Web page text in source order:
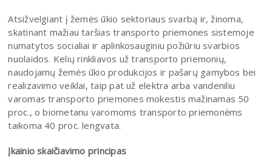
Atsižvelgiant į žemės ūkio sektoriaus svarbą ir, žinoma,
skatinant mažiau taršias transporto priemones sistemoje
numatytos socialiai ir aplinkosauginiu požiūriu svarbios
nuolaidos. Kelių rinkliavos už transporto priemonių,
naudojamų žemės ūkio produkcijos ir pašarų gamybos bei
realizavimo veiklai, taip pat už elektra arba vandeniliu
varomas transporto priemones mokestis mažinamas 50
proc., o biometanu varomoms transporto priemonėms
taikoma 40 proc. lengvata.
Įkainio skaičiavimo principas